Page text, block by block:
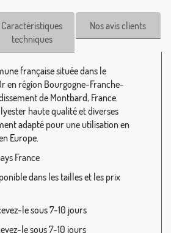
Caractéristiques
techniques
Nos avis clients
française située dans le
en région Bourgogne-Franche-
de Montbard, France.
haute qualité et diverses
adapté pour une utilisation en
Europe.
France
dans les tailles et les prix
le sous 7-10 jours
le sous 7-10 jours